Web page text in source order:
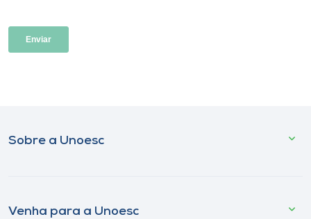
Sobre a Unoesc
Venha para a Unoesc